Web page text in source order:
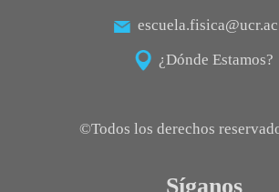
¿Dónde Estamos?
©Todos los derechos
Síganos